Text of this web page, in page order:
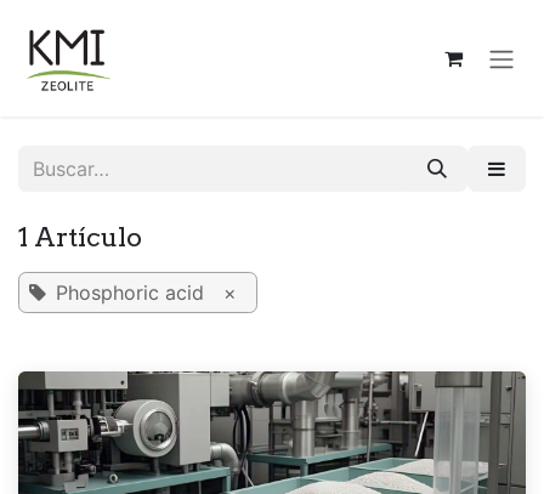
1 Artículo
Phosphoric acid ×